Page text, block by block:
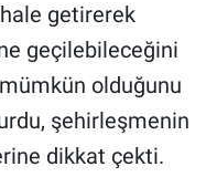
hale getirerek
geçilebileceğini
olduğunu
şehirleşmenin
dikkat çekti.